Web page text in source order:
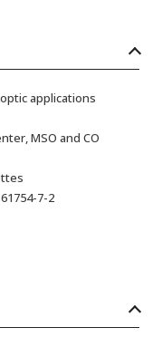
applications
MSO and CO
7-2